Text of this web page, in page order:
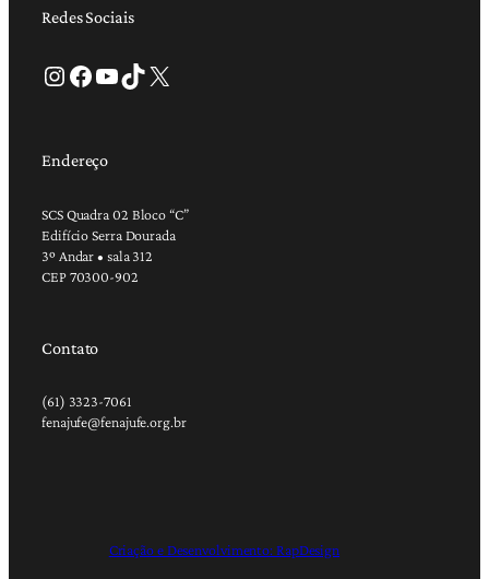
Redes Sociais
Instagram Facebook Youtube TikTok X
Endereço
SCS Quadra 02 Bloco “C”
Edifício Serra Dourada
3º Andar • sala 312
CEP 70300-902
Contato
(61) 3323-7061
fenajufe@fenajufe.org.br
Criação e Desenvolvimento: RapDesign